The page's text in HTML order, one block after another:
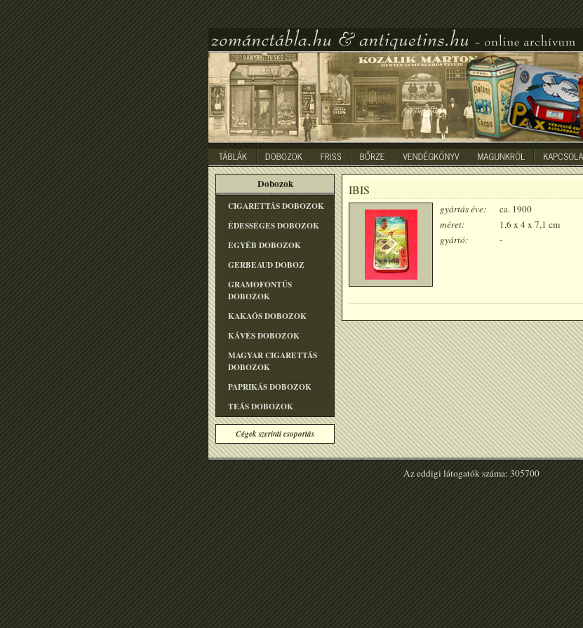
Dobozok
CIGARETTÁS DOBOZOK
ÉDESSÉGES DOBOZOK
EGYÉB DOBOZOK
GERBEAUD DOBOZ
GRAMOFONTÛS
DOBOZOK
KAKAÓS DOBOZOK
KÁVÉS DOBOZOK
MAGYAR CIGARETTÁS
DOBOZOK
PAPRIKÁS DOBOZOK
TEÁS DOBOZOK
Cégek szerinti csoportás
IBIS
gyártás éve:
ca. 1900
méret:
1,6 x 4 x 7,1 cm
gyártó:
-
Az eddigi látogatók száma: 305700